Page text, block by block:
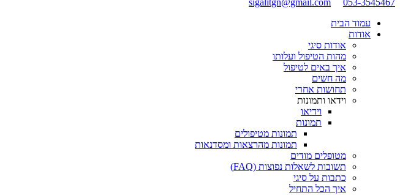
sigalitgn@gmail.com
053-3545467
עמוד הבית
אודות
אודות סיגי
מהות הטיפול ועלותו
איך באים לטיפול
מה חשים
תחושות אחרי
וידאו ותמונות
וידיאו
תמונות
תמונות מטיפולים
תמונות מהרצאות ומסדנאות
מטופלים מודים
תשובות לשאלות נפוצות (FAQ)
כתבות על סיגי
איך הכל התחיל